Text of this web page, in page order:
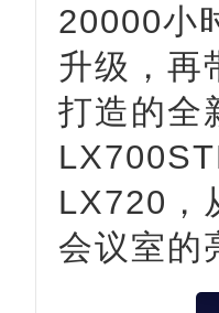
20000小
升级，再
打造的全
LX720，
会议室的